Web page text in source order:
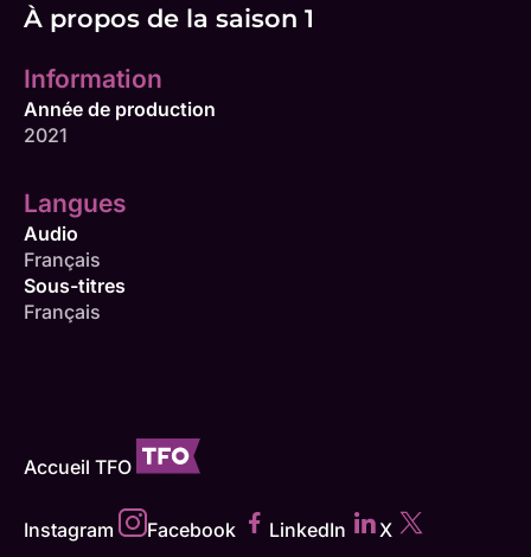
À propos de la saison 1
Information
Année de production
2021
Langues
Audio
Français
Sous-titres
Français
Accueil TFO
Instagram Facebook LinkedIn X